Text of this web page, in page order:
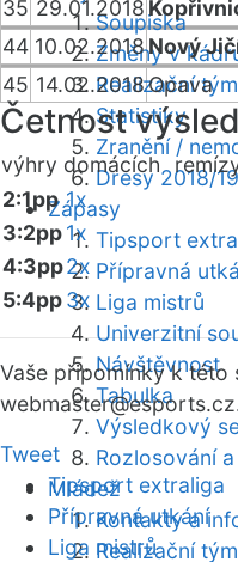
Soupiska
Změny v
Realizační tým
Statistiky
Zranění /
Dresy 2018/19
Zápasy
Tipsport
Přípravná
Liga mistrů
Univerzitní
Návštěvnost
Tabulka
Výsledkový
Rozlosování
Mládež
Kontakty a
Realizační
35 29.01.2018
44 10.02.2018Nový
45 14.02.2018Opava
Četnost
výhry domácích
2:1pp 1x
3:2pp1x
4:3pp2x
5:4pp3x
Vaše připomínky k této
webmaster
Tweet
Tipsport extraliga
Přípravná utkání
Liga mistrů